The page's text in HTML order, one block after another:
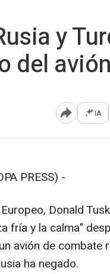
y
del
Abrir IA
PRESS) -
Donald
fría y la calma"
avión de combate
ha negado.